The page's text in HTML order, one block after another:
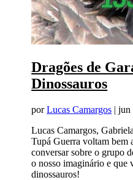
Dragões de
Dinossauros
porLucas Camargos |jun
Lucas Camargos,
Tupá Guerra voltam bem
conversar sobre o grupo
o nosso imaginário e que
dinossauros!